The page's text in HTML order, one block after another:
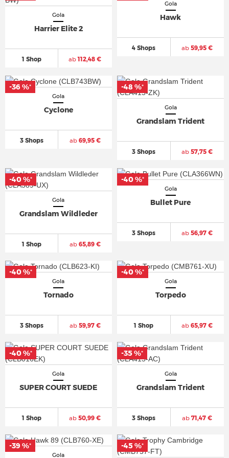
Gola
Harrier Elite 2
1 Shop ab112,48 €
Gola
Hawk
4 Shops ab 59,95 €
Gola
Cyclone
3 Shops ab69,95 €
-36 %*
Gola
Grandslam Trident
3 Shops ab 57,75 €
-48 %*
Gola
Grandslam Wildleder
1 Shop ab65,89 €
-40 %*
Gola
Bullet Pure
3 Shops ab 56,97 €
-40 %*
Gola
Tornado
3 Shops ab59,97 €
-40 %*
Gola
Torpedo
1 Shop ab 65,97 €
-40 %*
Gola
SUPER COURT SUEDE
1 Shop ab 50,99 €
-40 %*
Gola
Grandslam Trident
3 Shops ab 71,47 €
-35 %*
Gola
-39 %* -45 %*